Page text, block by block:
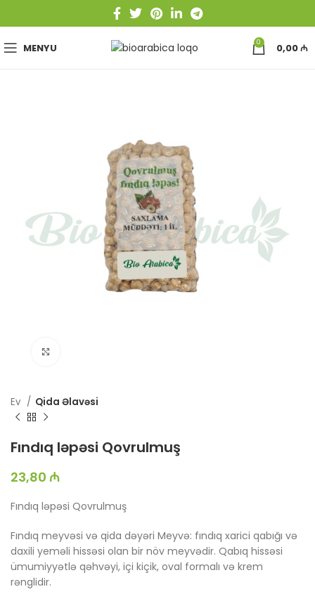
MENYU 0 0,00₼
Ev Qida Əlavəsi
Fındıq ləpəsi Qovrulmuş
23,80 ₼
Fındıq ləpəsi Qovrulmuş
Fındıq meyvəsi və qida dəyəri Meyvə: fındıq xarici qabığı və
daxili yeməli hissəsi olan bir növ meyvədir. Qabıq hissəsi
ümumiyyətlə qəhvəyi, içi kiçik, oval formalı və krem
rənglidir.